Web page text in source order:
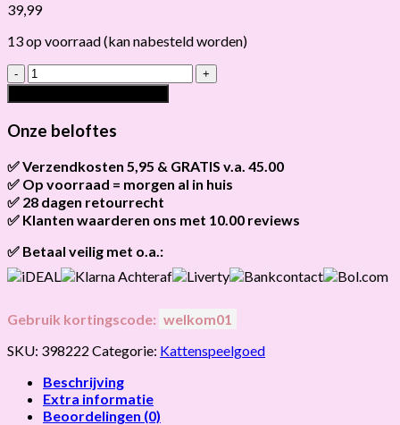
39,99
13 op voorraad (kan nabesteld worden)
TRIXIE
CAT
ACTIVITY
ADVENTURE
CARPET
hoeveelheid
Onze beloftes
✅ Verzendkosten 5,95 & GRATIS v.a. 45.00
Brievenbus verzendingen zijn 3,95, een pakket 5,95 en
bestellingen v.a. 45,00 worden gratis verzonden.
✅ Op voorraad = morgen al in huis
Als het product op voorraad is en je bestelt vóór 13:00, wordt
hetvandaag nog verzonden.
✅ 28 dagen retourrecht
Niet tevreden? Geen probleem! Je hebt28 dagen
✅ Klanten waarderen ons met 10.00 reviews
✅ Betaal veilig met o.a.:
Gebruik kortingscode: welkom01
SKU: 398222 Categorie: Kattenspeelgoed
Beschrijving
Extra informatie
Beoordelingen (0)